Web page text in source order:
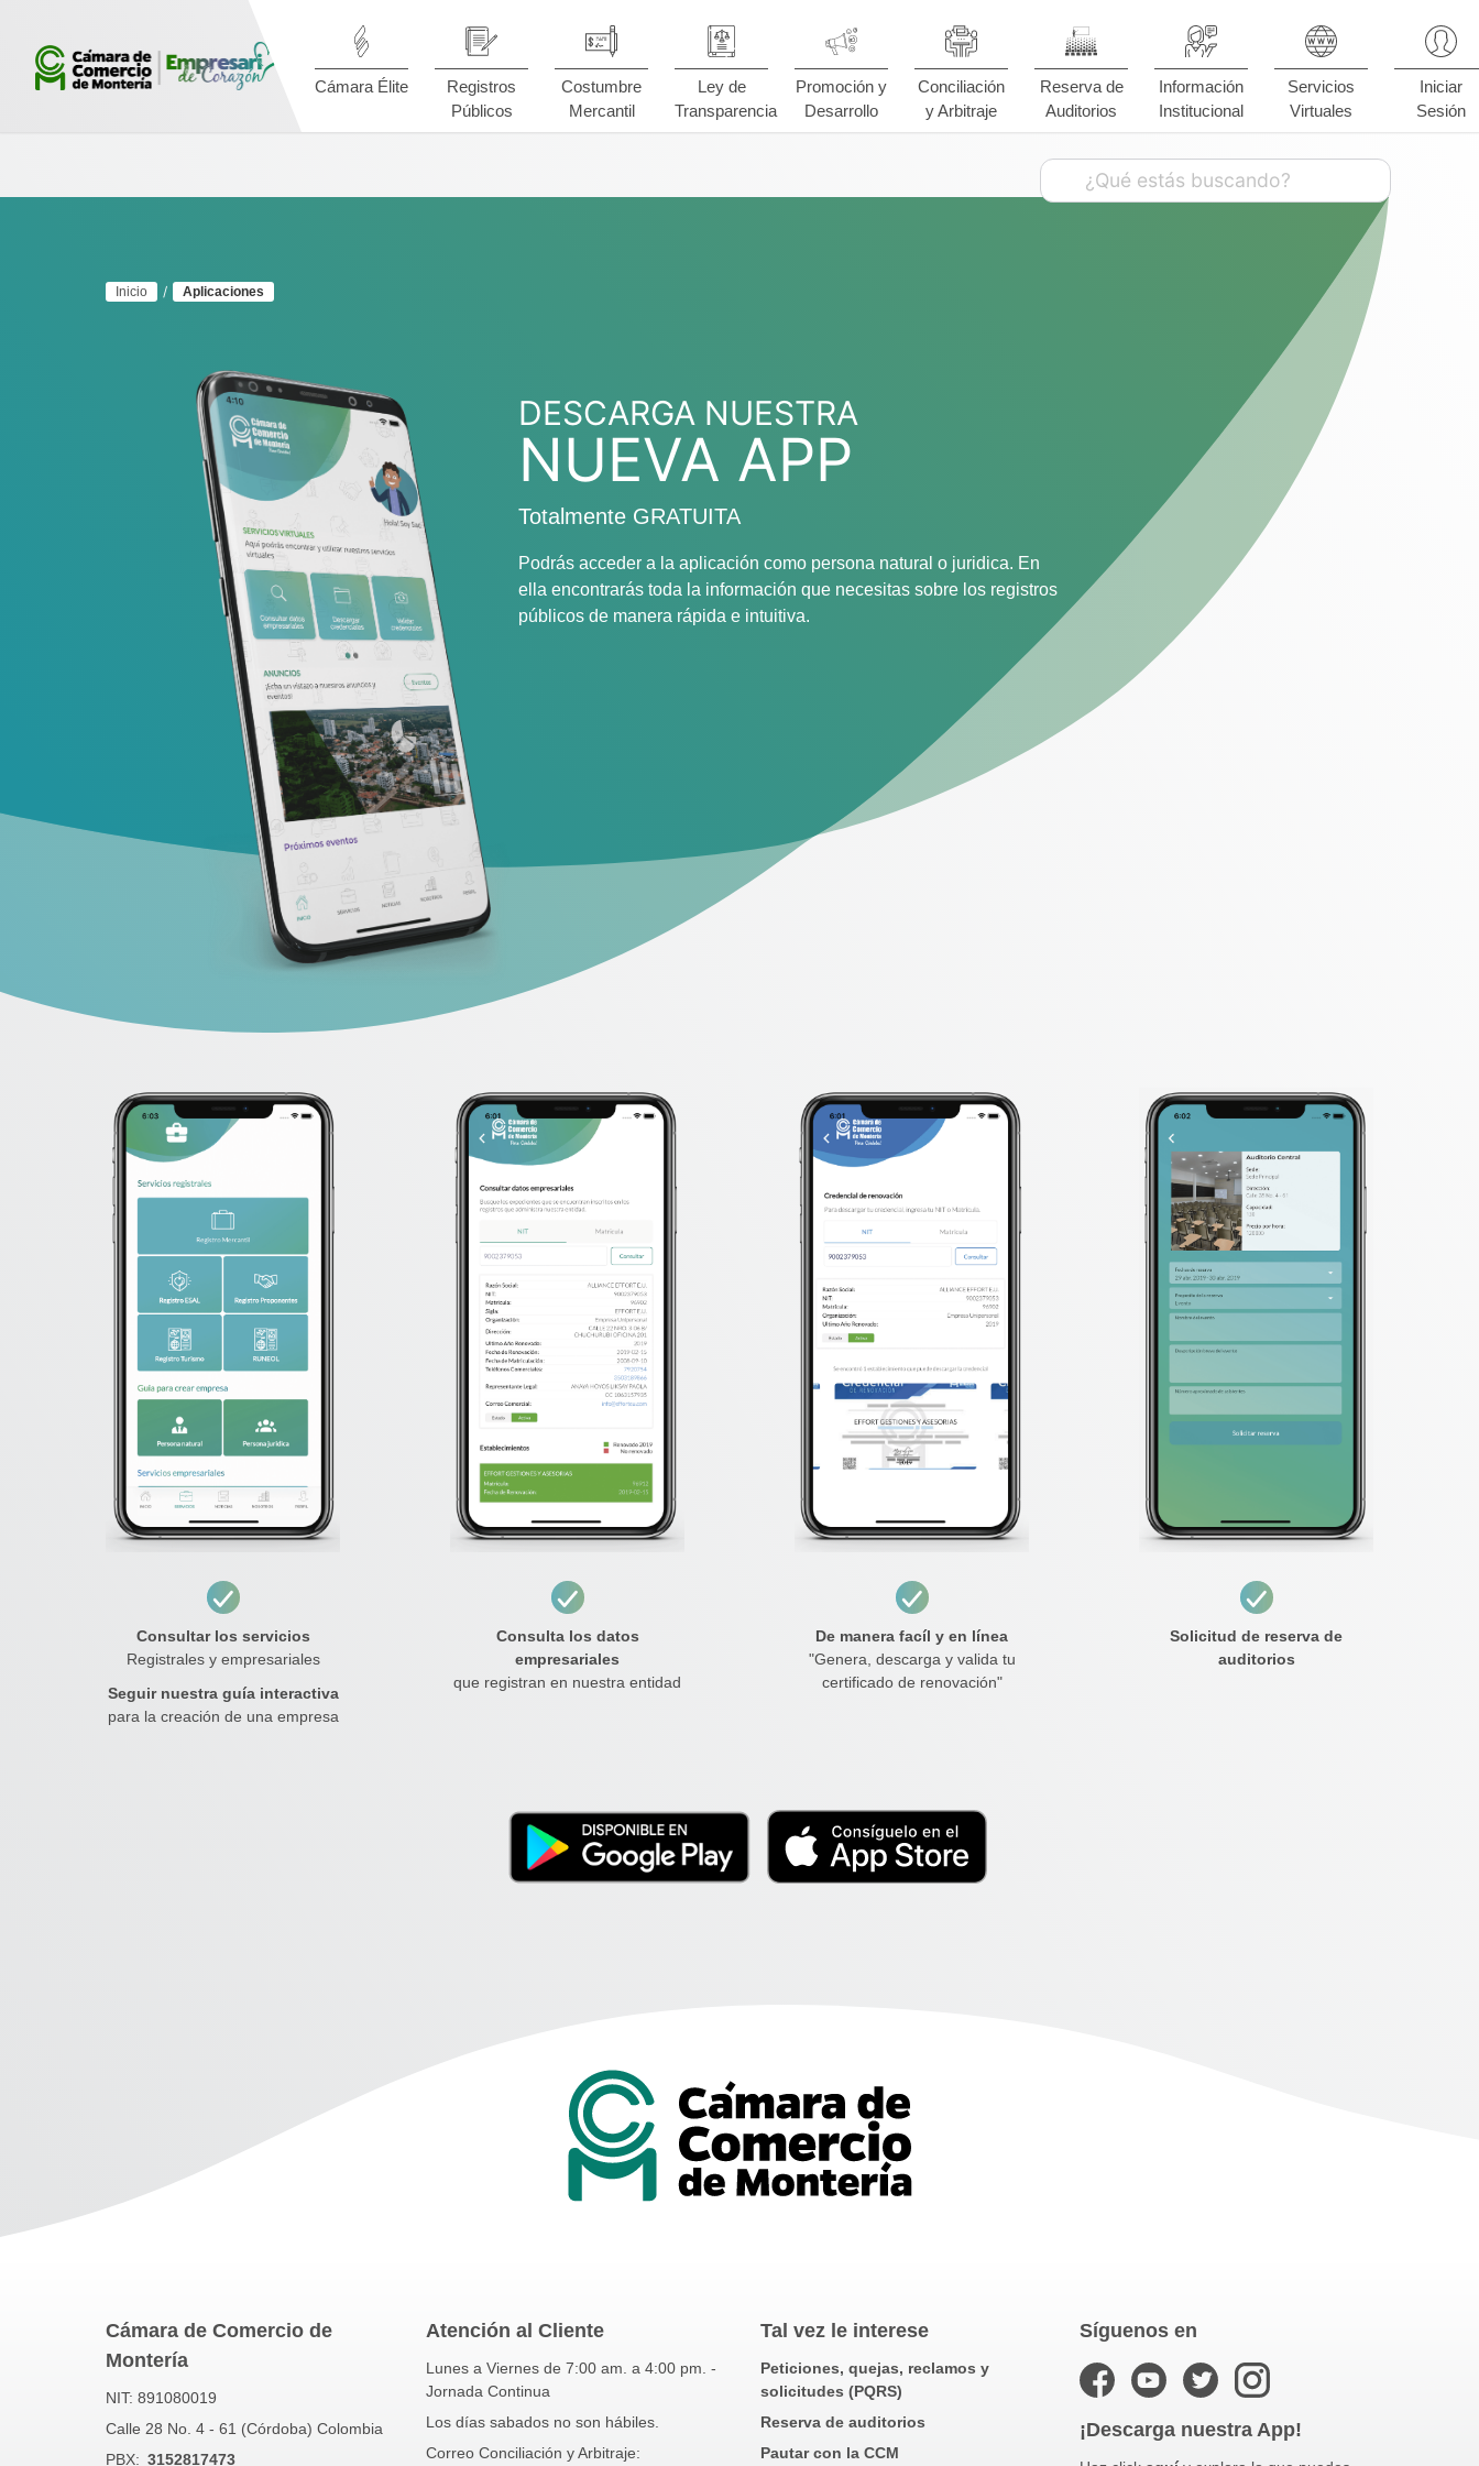
Cámara Élite
Registros
Públicos
Costumbre
Mercantil
Ley de
Transparencia
Promoción y
Desarrollo
Conciliación
y Arbitraje
Reserva de
Auditorios
Información
Institucional
Servicios
Virtuales
Iniciar
Sesión
Inicio Aplicaciones
DESCARGA NUESTRA
NUEVA APP
Totalmente GRATUITA
Podrás acceder a la aplicación como persona natural o juridica. En
ella encontrarás toda la información que necesitas sobre los registros
públicos de manera rápida e intuitiva.
Consultar los servicios
Registrales y empresariales
Seguir nuestra guía interactiva
para la creación de una empresa
Consulta los datos
empresariales
que registran en nuestra entidad
De manera facíl y en línea
"Genera, descarga y valida tu
certificado de renovación"
Solicitud de reserva de
auditorios
Cámara de Comercio de
Montería
NIT: 891080019
Calle 28 No. 4 - 61 (Córdoba) Colombia
PBX: 3152817473
Atención al Cliente
Lunes a Viernes de 7:00 am. a 4:00 pm. -
Jornada Continua
Los días sabados no son hábiles.
Correo Conciliación y Arbitraje:
Tal vez le interese
Peticiones, quejas, reclamos y
solicitudes (PQRS)
Reserva de auditorios
Pautar con la CCM
Síguenos en
¡Descarga nuestra App!